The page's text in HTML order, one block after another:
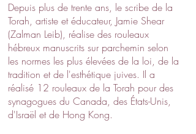
Depuis plus de trente ans, le scribe de la
Torah, artiste et éducateur, Jamie Shear
(Zalman Leib), réalise des rouleaux
hébreux manuscrits sur parchemin selon
les normes les plus élevées de la loi, de la
tradition et de l'esthétique juives. Il a
réalisé 12 rouleaux de la Torah pour des
synagogues du Canada, des États-Unis,
d'Israël et de Hong Kong.